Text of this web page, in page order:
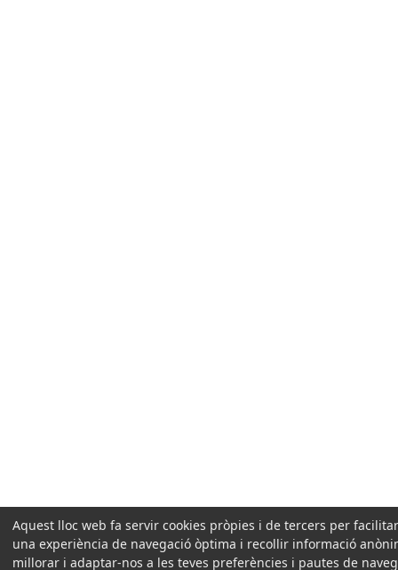
Aquest lloc web fa servir cookies pròpies i de tercers per
una experiència de navegació òptima i recollir informació
millorar i adaptar-nos a les teves preferències i pautes de